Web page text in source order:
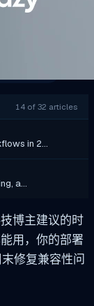
14 of 32 articles
in 2…
a…
博主建议的时
用，你的部署
修复兼容性问